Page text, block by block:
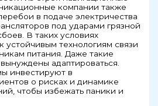
компании также
в подаче электричества
под ударами грязной
В таких условиях
устойчивым технологиям связи
питания. Даже такие
адаптироваться.
инвестируют в
о рисках и динамике
чтобы избежать паники и